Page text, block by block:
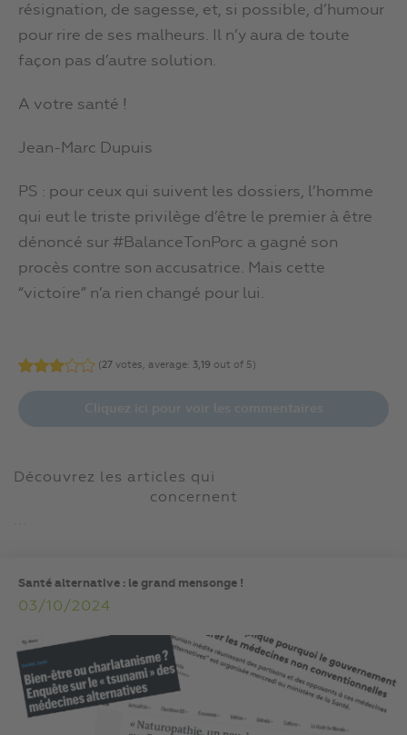
résignation, de sagesse, et, si possible, d’humour
pour rire de ses malheurs. Il n’y aura de toute
façon pas d’autre solution.
A votre santé !
Jean-Marc Dupuis
PS : pour ceux qui suivent les dossiers, l’homme
qui eut le triste privilège d’être le premier à être
dénoncé sur #BalanceTonPorc a gagné son
procès contre son accusatrice. Mais cette
“victoire” n’a rien changé pour lui.
(27 votes, average: 3,19 out of 5)
Découvrez les articles qui
concernent
...
Santé alternative : le grand mensonge !
03/10/2024